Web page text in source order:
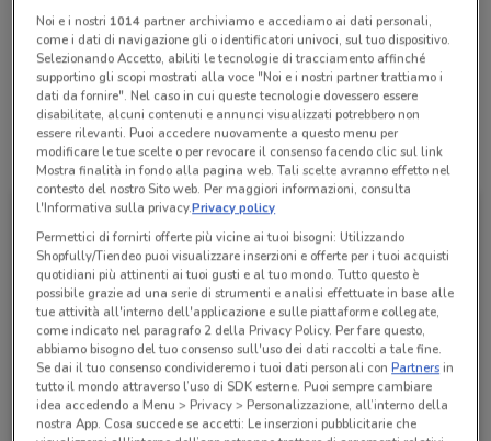
081 5364092
A. & C. Motors S.R.L.
Tutte le promozioni di questo negozio
Volkswagen
Noi e i nostri 1014partner archiviamo e accediamo ai dati personali,
come i dati di navigazione gli o identificatori univoci, sul tuo dispositivo.
Selezionando Accetto, abiliti le tecnologie di tracciamento affinché
supportino gli scopi mostrati alla voce "Noi e i nostri partner trattiamo i
dati da fornire". Nel caso in cui queste tecnologie dovessero essere
disabilitate, alcuni contenuti e annunci visualizzati potrebbero non
essere rilevanti. Puoi accedere nuovamente a questo menu per
modificare le tue scelte o per revocare il consenso facendo clic sul link
Mostra finalità in fondo alla pagina web. Tali scelte avranno effetto nel
contesto del nostro Sito web. Per maggiori informazioni, consulta
l'Informativa sulla privacy.Privacy policy
Permettici di fornirti offerte più vicine ai tuoi bisogni: Utilizzando
Shopfully/Tiendeo puoi visualizzare inserzioni e offerte per i tuoi acquisti
quotidiani più attinenti ai tuoi gusti e al tuo mondo. Tutto questo è
possibile grazie ad una serie di strumenti e analisi effettuate in base alle
tue attività all'interno dell'applicazione e sulle piattaforme collegate,
come indicato nel paragrafo 2 della Privacy Policy. Per fare questo,
abbiamo bisogno del tuo consenso sull'uso dei dati raccolti a tale fine.
Se dai il tuo consenso condivideremo i tuoi dati personali conPartnersin
tutto il mondo attraverso l’uso di SDK esterne. Puoi sempre cambiare
idea accedendo a Menu > Privacy > Personalizzazione, all’interno della
nostra App. Cosa succede se accetti: Le inserzioni pubblicitarie che